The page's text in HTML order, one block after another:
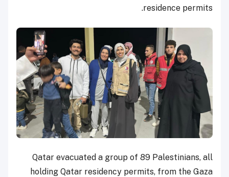
residence permits.
Qatar evacuated a group of 89 Palestinians, all
holding Qatar residency permits, from the Gaza